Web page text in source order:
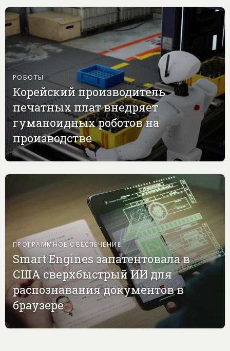
РОБОТЫ
Корейский производитель
печатных плат внедряет
гуманоидных роботов на
производстве
ПРОГРАММНОЕ ОБЕСПЕЧЕНИЕ
Smart Engines запатентовала в
США сверхбыстрый ИИ для
распознавания документов в
браузере